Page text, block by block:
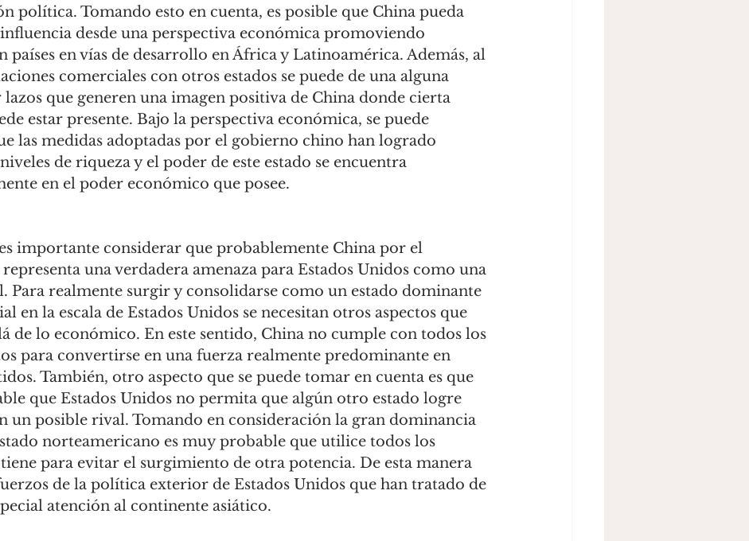
política. Tomando esto en cuenta, es posible que China pueda
desde una perspectiva económica promoviendo
países en vías de desarrollo en África y Latinoamérica. Además, al
comerciales con otros estados se puede de una alguna
que generen una imagen positiva de China donde cierta
estar presente. Bajo la perspectiva económica, se puede
las medidas adoptadas por el gobierno chino han logrado
de riqueza y el poder de este estado se encuentra
en el poder económico que posee.
una verdadera amenaza para Estados Unidos como una
Para realmente surgir y consolidarse como un estado dominante
en la escala de Estados Unidos se necesitan otros aspectos que
de lo económico. En este sentido, China no cumple con todos los
para convertirse en una fuerza realmente predominante en
También, otro aspecto que se puede tomar en cuenta es que
que Estados Unidos no permita que algún otro estado logre
un posible rival. Tomando en consideración la gran dominancia
norteamericano es muy probable que utilice todos los
para evitar el surgimiento de otra potencia. De esta manera
de la política exterior de Estados Unidos que han tratado de
atención al continente asiático.